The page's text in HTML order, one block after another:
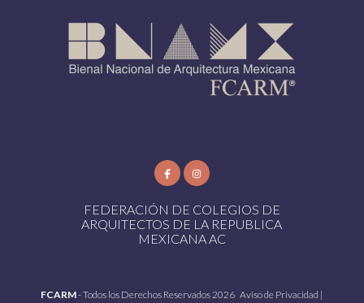
FEDERACIÓN DE COLEGIOS DE
ARQUITECTOS DE LA REPUBLICA
MEXICANA AC
FCARM- Todos los Derechos Reservados 2026Aviso de Privacidad |